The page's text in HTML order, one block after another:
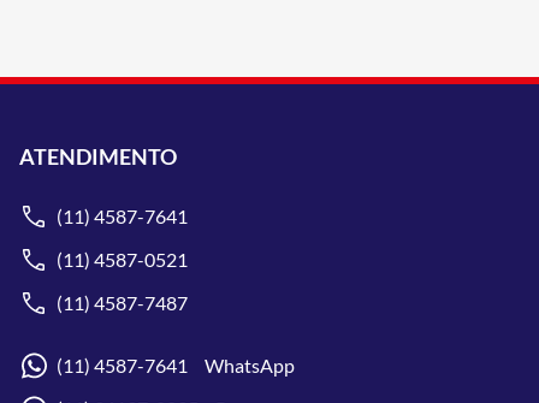
ATENDIMENTO
(11) 4587-7641
(11) 4587-0521
(11) 4587-7487
(11) 4587-7641 WhatsApp